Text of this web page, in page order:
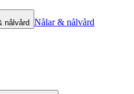
nålvård Nålar & nålvård